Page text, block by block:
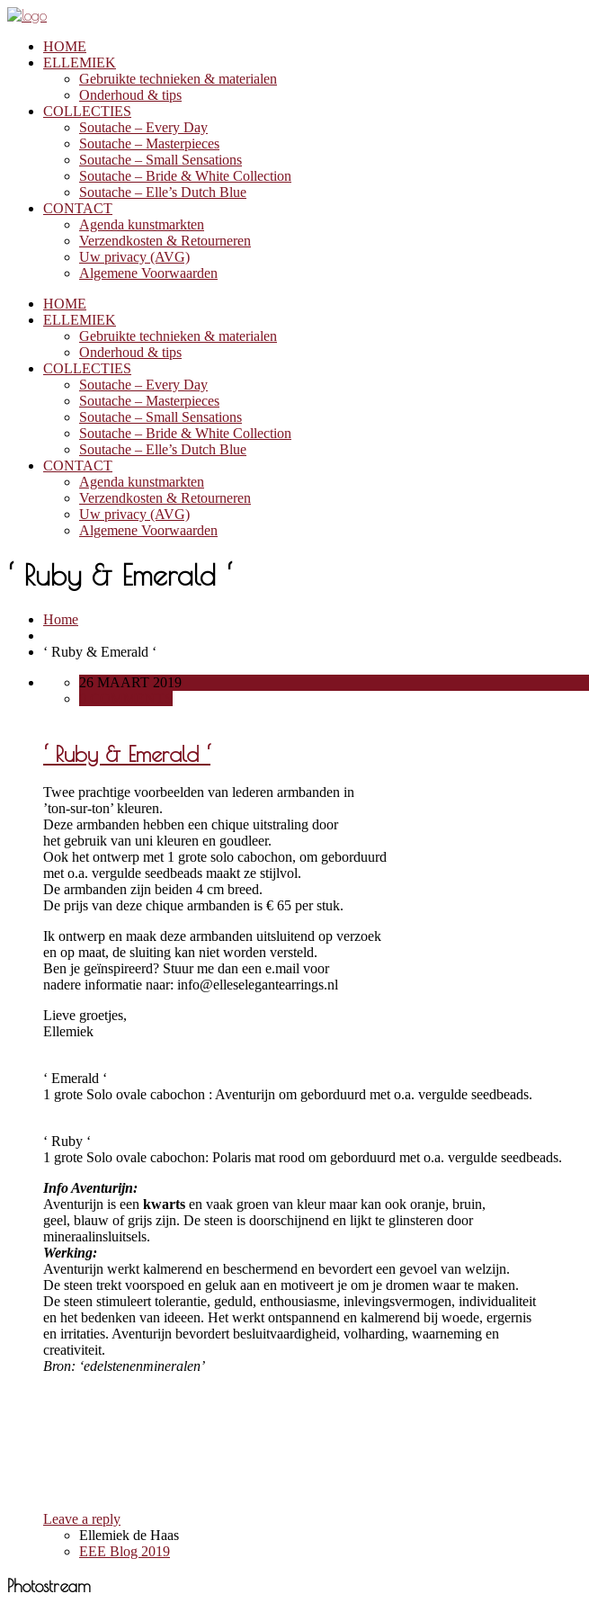
HOME
ELLEMIEK
Gebruikte technieken & materialen
Onderhoud & tips
COLLECTIES
Soutache – Every Day
Soutache – Masterpieces
Soutache – Small Sensations
Soutache – Bride & White Collection
Soutache – Elle’s Dutch Blue
CONTACT
Agenda kunstmarkten
Verzendkosten & Retourneren
Uw privacy (AVG)
Algemene Voorwaarden
HOME
ELLEMIEK
Gebruikte technieken & materialen
Onderhoud & tips
COLLECTIES
Soutache – Every Day
Soutache – Masterpieces
Soutache – Small Sensations
Soutache – Bride & White Collection
Soutache – Elle’s Dutch Blue
CONTACT
Agenda kunstmarkten
Verzendkosten & Retourneren
Uw privacy (AVG)
Algemene Voorwaarden
‘ Ruby & Emerald ‘
Home
‘ Ruby & Emerald ‘
26 MAART 2019
‘ Ruby & Emerald ‘
Twee prachtige voorbeelden van lederen armbanden in
’ton-sur-ton’ kleuren.
Deze armbanden hebben een chique uitstraling door
het gebruik van uni kleuren en goudleer.
Ook het ontwerp met 1 grote solo cabochon, om geborduurd
met o.a. vergulde seedbeads maakt ze stijlvol.
De armbanden zijn beiden 4 cm breed.
De prijs van deze chique armbanden is € 65 per stuk.
Ik ontwerp en maak deze armbanden uitsluitend op verzoek
en op maat, de sluiting kan niet worden versteld.
Ben je geïnspireerd? Stuur me dan een e.mail voor
nadere informatie naar: info@elleselegantearrings.nl
Lieve groetjes,
Ellemiek
‘ Emerald ‘
1 grote Solo ovale cabochon : Aventurijn om geborduurd met o.a. vergulde seedbeads.
‘ Ruby ‘
1 grote Solo ovale cabochon: Polaris mat rood om geborduurd met o.a. vergulde seedbeads.
Info Aventurijn:
Aventurijn is een kwarts en vaak groen van kleur maar kan ook oranje, bruin,
geel, blauw of grijs zijn. De steen is doorschijnend en lijkt te glinsteren door
mineraalinsluitsels.
Werking:
Aventurijn werkt kalmerend en beschermend en bevordert een gevoel van welzijn.
De steen trekt voorspoed en geluk aan en motiveert je om je dromen waar te maken.
De steen stimuleert tolerantie, geduld, enthousiasme, inlevingsvermogen, individualiteit
en het bedenken van ideeen. Het werkt ontspannend en kalmerend bij woede, ergernis
en irritaties. Aventurijn bevordert besluitvaardigheid, volharding, waarneming en
creativiteit.
Bron: ‘edelstenenmineralen’
Leave a reply
Ellemiek de Haas
EEE Blog 2019
Photostream